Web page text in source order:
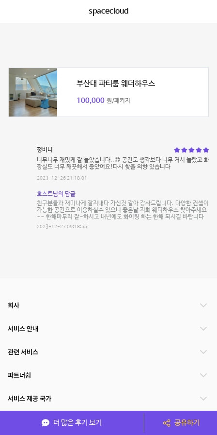
spacecloud
부산대 파티룸 웨더하우스
100,000 원/패키지
졍비니
너무너무 재밌게 잘 놀았습니다..😍 공간도 생각보다 너무 커서 놀랐고 화
장실도 너무 깨끗해서 좋았어요!다시 찾을 의향 있습니다
2023-12-26 21:18:01
호스트님의 답글
친구분들과 재미나게 잘지내다 가신것 같아 감사드립니다. 다양한 컨셉이
가능한 공간으로 이용하실수 있으니 좋은날 저희 웨더하우스 찾아주세요
~~ 한해마무리 잘~하시고 내년에도 화이팅 하는 한해 되시길 바랍니다
2023-12-27 09:18:55
더 많은 후기 보기 공유하기
회사
서비스 안내
관련 서비스
파트너쉽
서비스 제공 국가